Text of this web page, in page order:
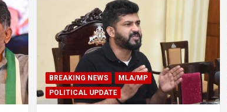
BREAKING NEWS
MLA/MP
POLITICAL UPDATE